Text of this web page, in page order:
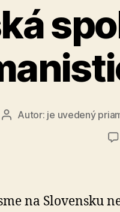
AutorAutor: je uvedený
na Slovensku